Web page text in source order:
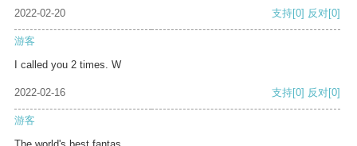
2022-02-20 支持[0] 反对[0]
游客
I called you 2 times. W
2022-02-16 支持[0] 反对[0]
游客